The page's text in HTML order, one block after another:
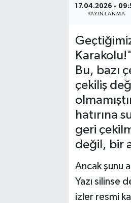
17.04.2026 -
YAYINLANMA
Bu, bazı
çekiliş
hatırına
geri
değil, bir
Ancak şunu
Yazı silinse
izler resmi